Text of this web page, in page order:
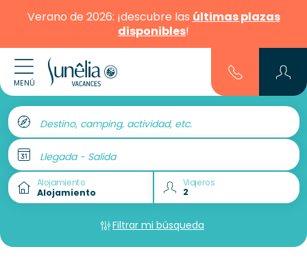
Verano de 2026: ¡descubre las últimas plazas
disponibles!
MENÚ
Destino, camping, actividad, etc.
Llegada - Salida
Alojamiento Viajeros
Filtrar mi búsqueda